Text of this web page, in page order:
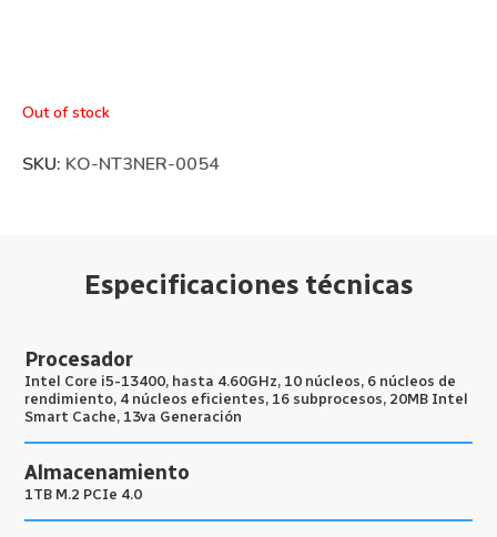
Out of stock
SKU: KO-NT3NER-0054
Especificaciones técnicas
Procesador
Intel Core i5-13400, hasta 4.60GHz, 10 núcleos, 6 núcleos de
rendimiento, 4 núcleos eficientes, 16 subprocesos, 20MB Intel
Smart Cache, 13va Generación
Almacenamiento
1TB M.2 PCIe 4.0